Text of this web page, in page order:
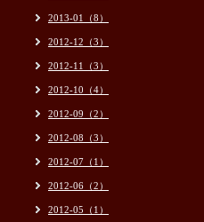
2013-01（8）
2012-12（3）
2012-11（3）
2012-10（4）
2012-09（2）
2012-08（3）
2012-07（1）
2012-06（2）
2012-05（1）